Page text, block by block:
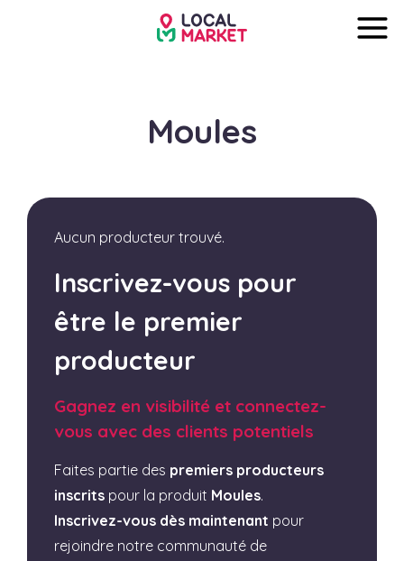
Moules
Aucun producteur trouvé.
Inscrivez-vous pour
être le premier
producteur
Gagnez en visibilité et connectez-
vous avec des clients potentiels
Faites partie des premiers producteurs
inscrits pour la produit Moules.
Inscrivez-vous dès maintenant pour
rejoindre notre communauté de